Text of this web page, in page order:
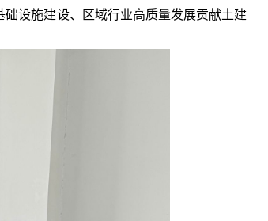
设施建设、区域行业高质量发展贡献土建